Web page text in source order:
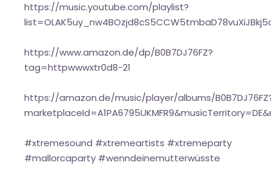
https://music.youtube.com/playlist?
https://www.amazon.de/dp/B0B7DJ76FZ?
tag=httpwwwxtr0d8-21
https://amazon.de/music/player/albums/
#xtremesound #xtremeartists #xtremeparty
#mallorcaparty #wenndeinemutterwüsste